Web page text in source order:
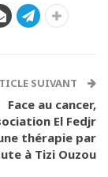
SUIVANT
Face au cancer,
El Fedjr
thérapie par
à Tizi Ouzou